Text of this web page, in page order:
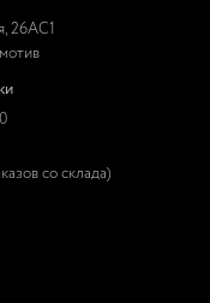
26АС1
со склада)